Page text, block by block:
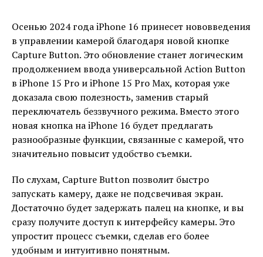
Осенью 2024 года iPhone 16 принесет нововведения
в управлении камерой благодаря новой кнопке
Capture Button. Это обновление станет логическим
продолжением ввода универсальной Action Button
в iPhone 15 Pro и iPhone 15 Pro Max, которая уже
доказала свою полезность, заменив старый
переключатель беззвучного режима. Вместо этого
новая кнопка на iPhone 16 будет предлагать
разнообразные функции, связанные с камерой, что
значительно повысит удобство съемки.
По слухам, Capture Button позволит быстро
запускать камеру, даже не подсвечивая экран.
Достаточно будет задержать палец на кнопке, и вы
сразу получите доступ к интерфейсу камеры. Это
упростит процесс съемки, сделав его более
удобным и интуитивно понятным.